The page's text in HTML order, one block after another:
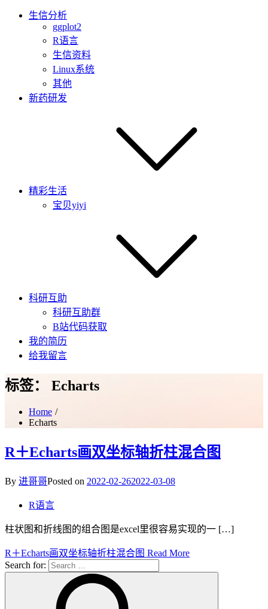
生信分析
ggplot2
R语言
生信资料
Linux系统
其他
新药研发
精彩生活
宝贝yiyi
科研互助
科研互助群
B站代码获取
我的简历
给我留言
标签： Echarts
Home
Echarts
R＋Echarts画双坐标轴折柱混合图
By 进哥哥Posted on 2022-02-262022-03-08
R语言
柱状图和折线图的组合图是excel里很容易实现的一 […]
R＋Echarts画双坐标轴折柱混合图 Read More
Search for: